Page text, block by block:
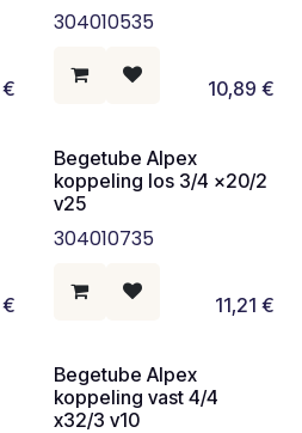
€
304010535
10,89 €
€
Begetube Alpex
koppeling los 3/4 x20/2
v25
304010735
11,21 €
Begetube Alpex
koppeling vast 4/4
x32/3 v10